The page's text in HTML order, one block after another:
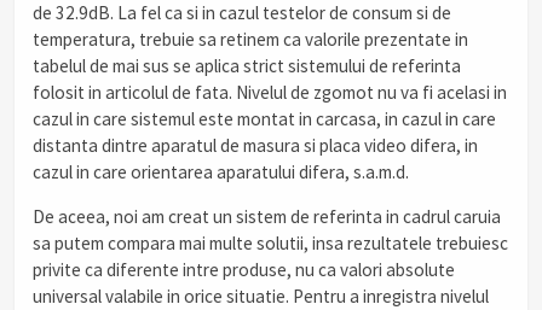
de 32.9dB. La fel ca si in cazul testelor de consum si de
temperatura, trebuie sa retinem ca valorile prezentate in
tabelul de mai sus se aplica strict sistemului de referinta
folosit in articolul de fata. Nivelul de zgomot nu va fi acelasi in
cazul in care sistemul este montat in carcasa, in cazul in care
distanta dintre aparatul de masura si placa video difera, in
cazul in care orientarea aparatului difera, s.a.m.d.
De aceea, noi am creat un sistem de referinta in cadrul caruia
sa putem compara mai multe solutii, insa rezultatele trebuiesc
privite ca diferente intre produse, nu ca valori absolute
universal valabile in orice situatie. Pentru a inregistra nivelul